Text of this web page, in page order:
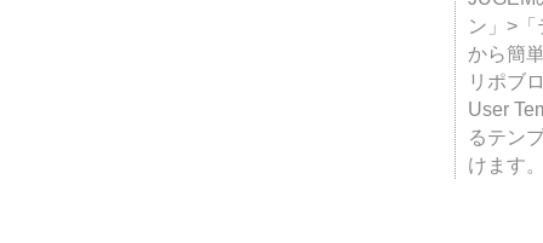
ン」>
から簡
リポブ
User
るテン
けます